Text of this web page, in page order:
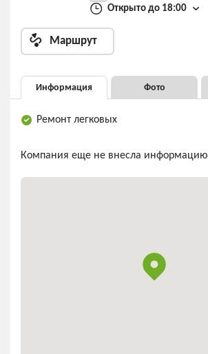
Открыто до 18:00
Маршрут
Информация Фото
Ремонт легковых
Компания еще не внесла информацию